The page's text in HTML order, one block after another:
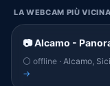
LA WEBCAM PIÙ VICINA
📷 Alcamo -
⚪ offline · Alcamo,
→